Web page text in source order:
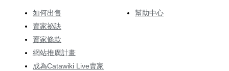
如何出售
賣家祕訣
賣家條款
網站推廣計畫
成為Catawiki Live賣家
幫助中心